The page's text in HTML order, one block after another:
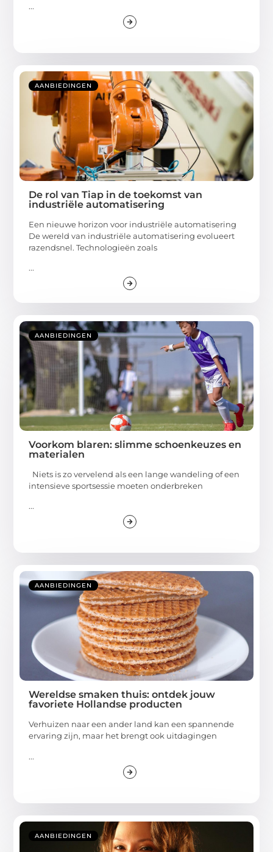
...
AANBIEDINGEN
De rol van Tiap in de toekomst van
industriële automatisering
Een nieuwe horizon voor industriële automatisering
De wereld van industriële automatisering evolueert
razendsnel. Technologieën zoals
...
AANBIEDINGEN
Voorkom blaren: slimme schoenkeuzes en
materialen
Niets is zo vervelend als een lange wandeling of een
intensieve sportsessie moeten onderbreken
...
AANBIEDINGEN
Wereldse smaken thuis: ontdek jouw
favoriete Hollandse producten
Verhuizen naar een ander land kan een spannende
ervaring zijn, maar het brengt ook uitdagingen
...
AANBIEDINGEN